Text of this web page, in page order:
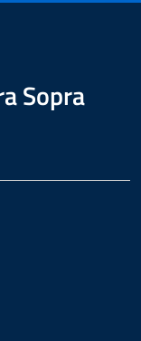
Sopra